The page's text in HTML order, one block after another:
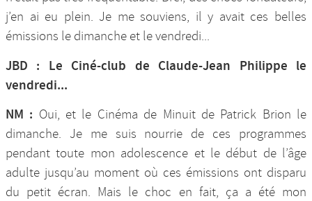
j’en ai eu plein. Je me souviens, il y avait ces belles
émissions le dimanche et le vendredi...
JBD : Le Ciné-club de Claude-Jean Philippe le
vendredi...
NM : Oui, et le Cinéma de Minuit de Patrick Brion le
dimanche. Je me suis nourrie de ces programmes
pendant toute mon adolescence et le début de l’âge
adulte jusqu’au moment où ces émissions ont disparu
du petit écran. Mais le choc en fait, ça a été mon